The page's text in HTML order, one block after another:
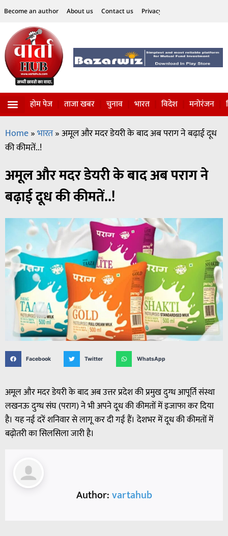
Become an author About us Contact us Privacy Policy
होम पेज ताजा खबर चुनाव भारत विदेश मनोरंजन
Home»भारत»अमूल और मदर डेयरी के बाद अब पराग ने बढ़ाई दूध
की कीमतें..!
अमूल और मदर डेयरी के बाद अब पराग ने
बढ़ाई दूध की कीमतें..!
Facebook Twitter WhatsApp
अमूल और मदर डेयरी के बाद अब उत्तर प्रदेश की प्रमुख दुग्ध आपूर्ति संस्था
लखनऊ दुग्ध संघ (पराग) ने भी अपने दूध की कीमतों में इजाफा कर दिया
है। यह नई दरें शनिवार से लागू कर दी गई हैं। देशभर में दूध की कीमतों में
बढ़ोतरी का सिलसिला जारी है।
Author:vartahub